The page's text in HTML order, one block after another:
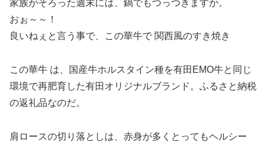
家族がそろった週末には、鍋でもつっつきますか。
おぉ～～！
良いねぇと言う事で、この華牛で 関西風のすき焼き
この華牛 は、国産牛ホルスタイン種を有田EMO牛と同じ
環境で再肥育した有田オリジナルブランド。ふるさと納税
の返礼品なのだ。
肩ロースの切り落としは、赤身が多くとってもヘルシー